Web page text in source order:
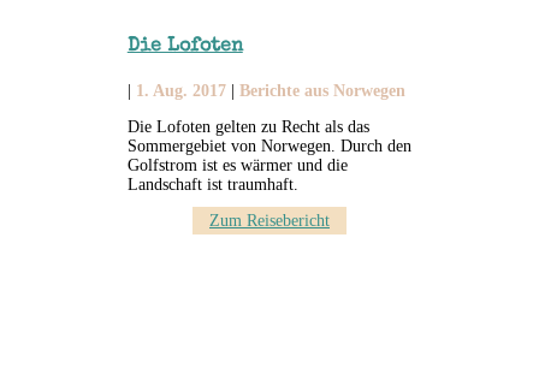
Die Lofoten
1. Aug. 2017
Berichte aus Norwegen
Die Lofoten gelten zu Recht als das
Sommergebiet von Norwegen. Durch den
Golfstrom ist es wärmer und die
Landschaft ist traumhaft.
Zum Reisebericht